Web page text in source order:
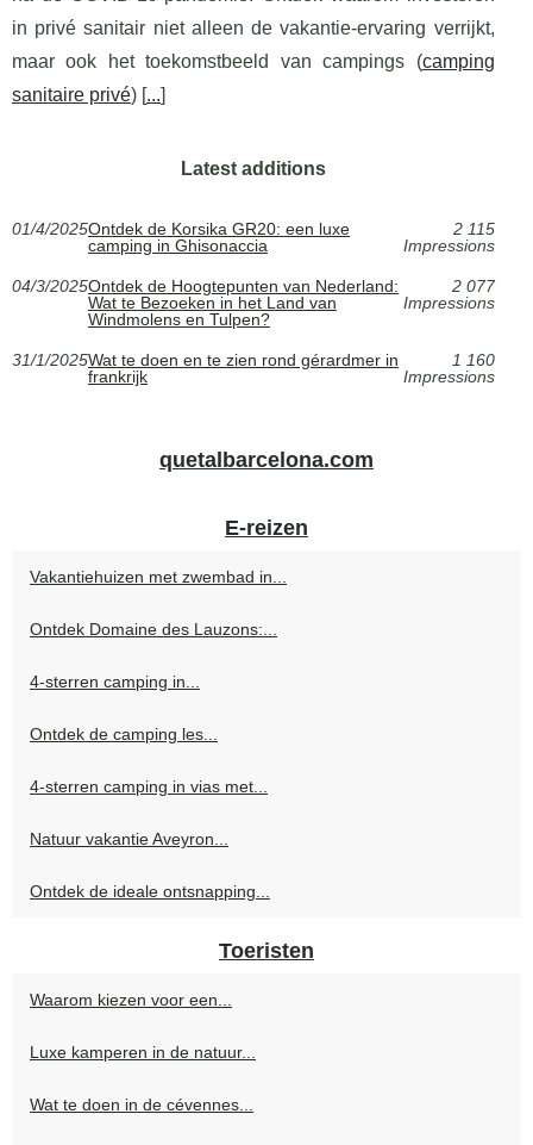
in privé sanitair niet alleen de vakantie-ervaring verrijkt,
maar ook het toekomstbeeld van campings (camping
sanitaire privé) [...]
Latest additions
01/4/2025Ontdek de Korsika GR20: een luxe
camping in Ghisonaccia
2 115
Impressions
04/3/2025Ontdek de Hoogtepunten van Nederland:
Wat te Bezoeken in het Land van
Windmolens en Tulpen?
2 077
Impressions
31/1/2025Wat te doen en te zien rond gérardmer in
frankrijk
1 160
Impressions
quetalbarcelona.com
E-reizen
Vakantiehuizen met zwembad in...
Ontdek Domaine des Lauzons:...
4-sterren camping in...
Ontdek de camping les...
4-sterren camping in vias met...
Natuur vakantie Aveyron...
Ontdek de ideale ontsnapping...
Toeristen
Waarom kiezen voor een...
Luxe kamperen in de natuur...
Wat te doen in de cévennes...